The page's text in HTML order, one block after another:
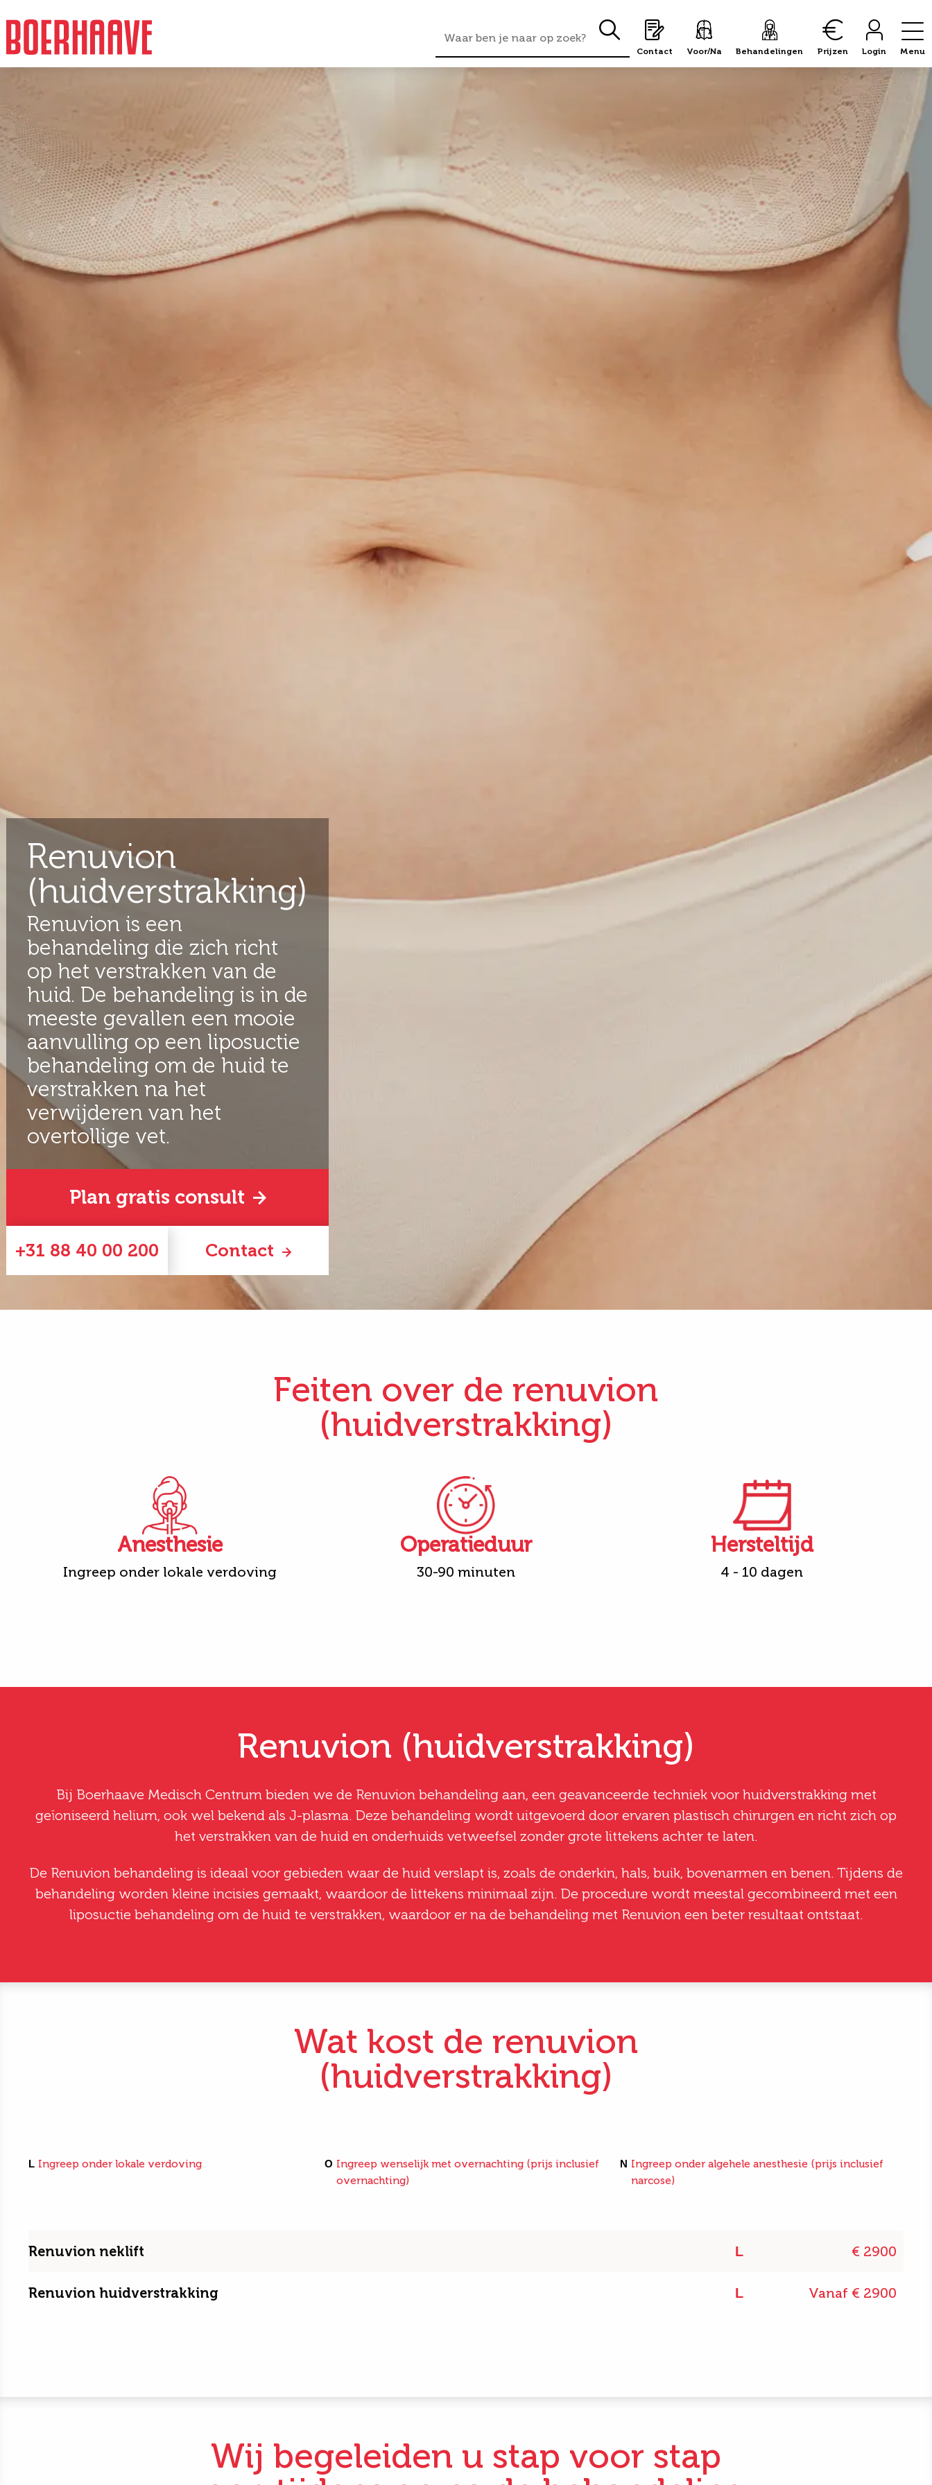
Contact Voor/Na Behandelingen Prijzen Login Menu
Renuvion
(huidverstrakking)
Renuvion is een
behandeling die zich richt
op het verstrakken van de
huid. De behandeling is in de
meeste gevallen een mooie
aanvulling op een liposuctie
behandeling om de huid te
verstrakken na het
verwijderen van het
overtollige vet.
Plan gratis consult
+31 88 40 00 200 Contact
Voordelen van
Feiten over de renuvion
(huidverstrakking)
Anesthesie
Ingreep onder lokale verdoving
Operatieduur
30-90 minuten
Hersteltijd
4 - 10 dagen
Renuvion (huidverstrakking)
Bij Boerhaave Medisch Centrum bieden we de Renuvion behandeling aan, een geavanceerde techniek voor huidverstrakking met
geïoniseerd helium, ook wel bekend als J-plasma. Deze behandeling wordt uitgevoerd door ervaren plastisch chirurgen en richt zich op
het verstrakken van de huid en onderhuids vetweefsel zonder grote littekens achter te laten.
De Renuvion behandeling is ideaal voor gebieden waar de huid verslapt is, zoals de onderkin, hals, buik, bovenarmen en benen. Tijdens de
behandeling worden kleine incisies gemaakt, waardoor de littekens minimaal zijn. De procedure wordt meestal gecombineerd met een
liposuctie behandeling om de huid te verstrakken, waardoor er na de behandeling met Renuvion een beter resultaat ontstaat.
Wat kost de renuvion
(huidverstrakking)
L Ingreep onder lokale verdoving O Ingreep wenselijk met overnachting (prijs inclusief
overnachting)
N Ingreep onder algehele anesthesie (prijs inclusief
narcose)
Renuvion neklift L € 2900
Renuvion huidverstrakking L Vanaf € 2900
Wij begeleiden u stap voor stap